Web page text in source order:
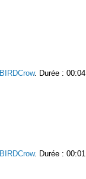
BIRDCrow. Durée : 00:04.
BIRDCrow. Durée : 00:01.